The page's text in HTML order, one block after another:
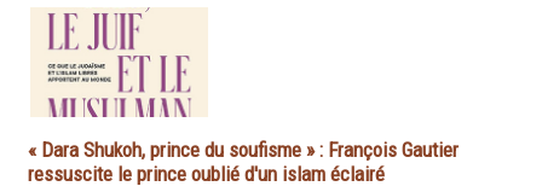
« Dara Shukoh, prince du soufisme » : François Gautier
ressuscite le prince oublié d'un islam éclairé